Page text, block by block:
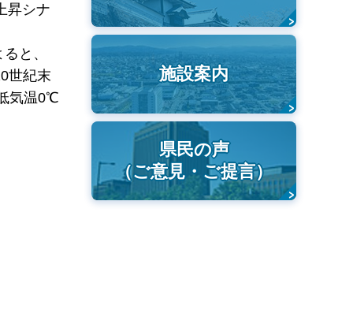
昇シナ
と、
世紀末
気温0℃
施設案内
県民の声
（ご意見・ご提言）